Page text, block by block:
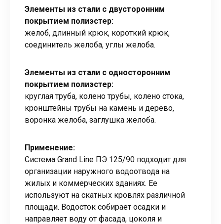
Элементы из стали с двусторонним
покрытием полиэстер:
желоб, длинный крюк, короткий крюк,
соединитель желоба, углы желоба.
Элементы из стали с односторонним
покрытием полиэстер:
круглая труба, колено трубы, колено стока,
кронштейны трубы на камень и дерево,
воронка желоба, заглушка желоба.
Применение:
Система Grand Line ПЭ 125/90 подходит для
организации наружного водоотвода на
жилых и коммерческих зданиях. Ее
используют на скатных кровлях различной
площади. Водосток собирает осадки и
направляет воду от фасада, цоколя и